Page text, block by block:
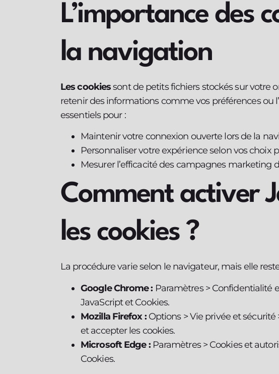
L’importance des
la navigation
Les cookiessont de petits fichiers stockés sur votre
retenir des informations comme vos préférences ou
essentiels pour :
Maintenir votre connexion ouverte lors de la
Personnaliser votre expérience selon vos choix
Mesurer l’efficacité des campagnes marketing
Comment activer
les cookies ?
La procédure varie selon le navigateur, mais elle
Google Chrome : Paramètres > Confidentialité
JavaScript et Cookies.
Mozilla Firefox :Options > Vie privée et sécurité
et accepter les cookies.
Microsoft Edge :Paramètres > Cookies et
Cookies.